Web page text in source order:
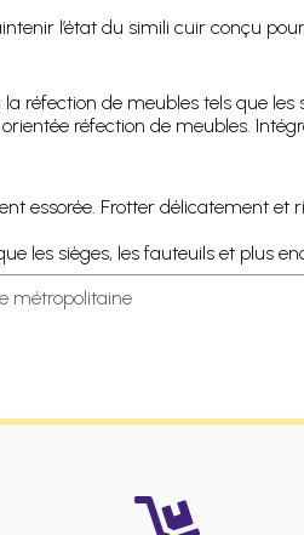
l’état du simili cuir conçu
réfection de meubles tels que les
réfection de meubles.
essorée. Frotter délicatement
les sièges, les fauteuils et plus
métropolitaine